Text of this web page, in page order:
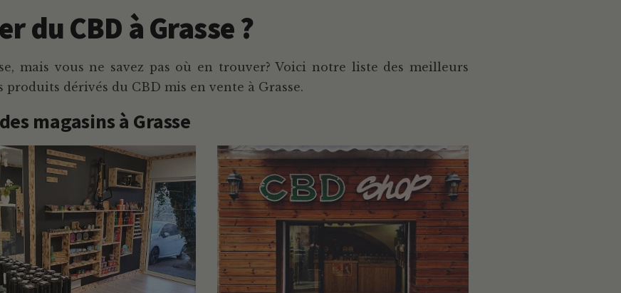
du CBD à Grasse ?
mais vous ne savez pas où en trouver? Voici notre liste des meilleurs
dérivés du CBD mis en vente à Grasse.
magasins à Grasse